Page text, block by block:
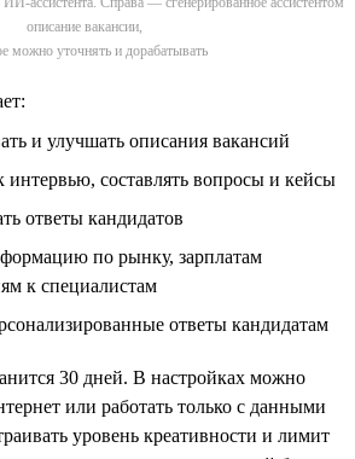
описание вакансии,
можно уточнять и дорабатывать
и улучшать описания вакансий
интервью, составлять вопросы и кейсы
ответы кандидатов
по рынку, зарплатам
к специалистам
ответы кандидатам
30 дней. В настройках можно
или работать только с данными
уровень креативности и лимит